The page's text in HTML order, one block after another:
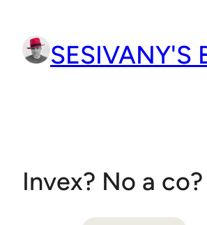
obsah
SESIVANY'S
Invex? No a co?